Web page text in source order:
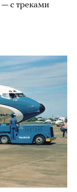
— с треками